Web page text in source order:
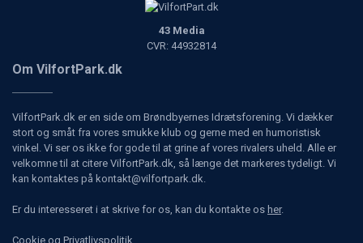
43 Media
CVR: 44932814
Om VilfortPark.dk
VilfortPark.dk er en side om Brøndbyernes Idrætsforening. Vi dækker
stort og småt fra vores smukke klub og gerne med en humoristisk
vinkel. Vi ser os ikke for gode til at grine af vores rivalers uheld. Alle er
velkomne til at citere VilfortPark.dk, så længe det markeres tydeligt. Vi
kan kontaktes på kontakt@vilfortpark.dk.
Er du interesseret i at skrive for os, kan du kontakte os her.
Cookie og Privatlivspolitik